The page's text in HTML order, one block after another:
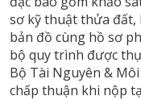
sơ kỹ thuật thửa đất,
bản đồ cùng hồ sơ
bộ quy trình được
Bộ Tài Nguyên &
chấp thuận khi nộp